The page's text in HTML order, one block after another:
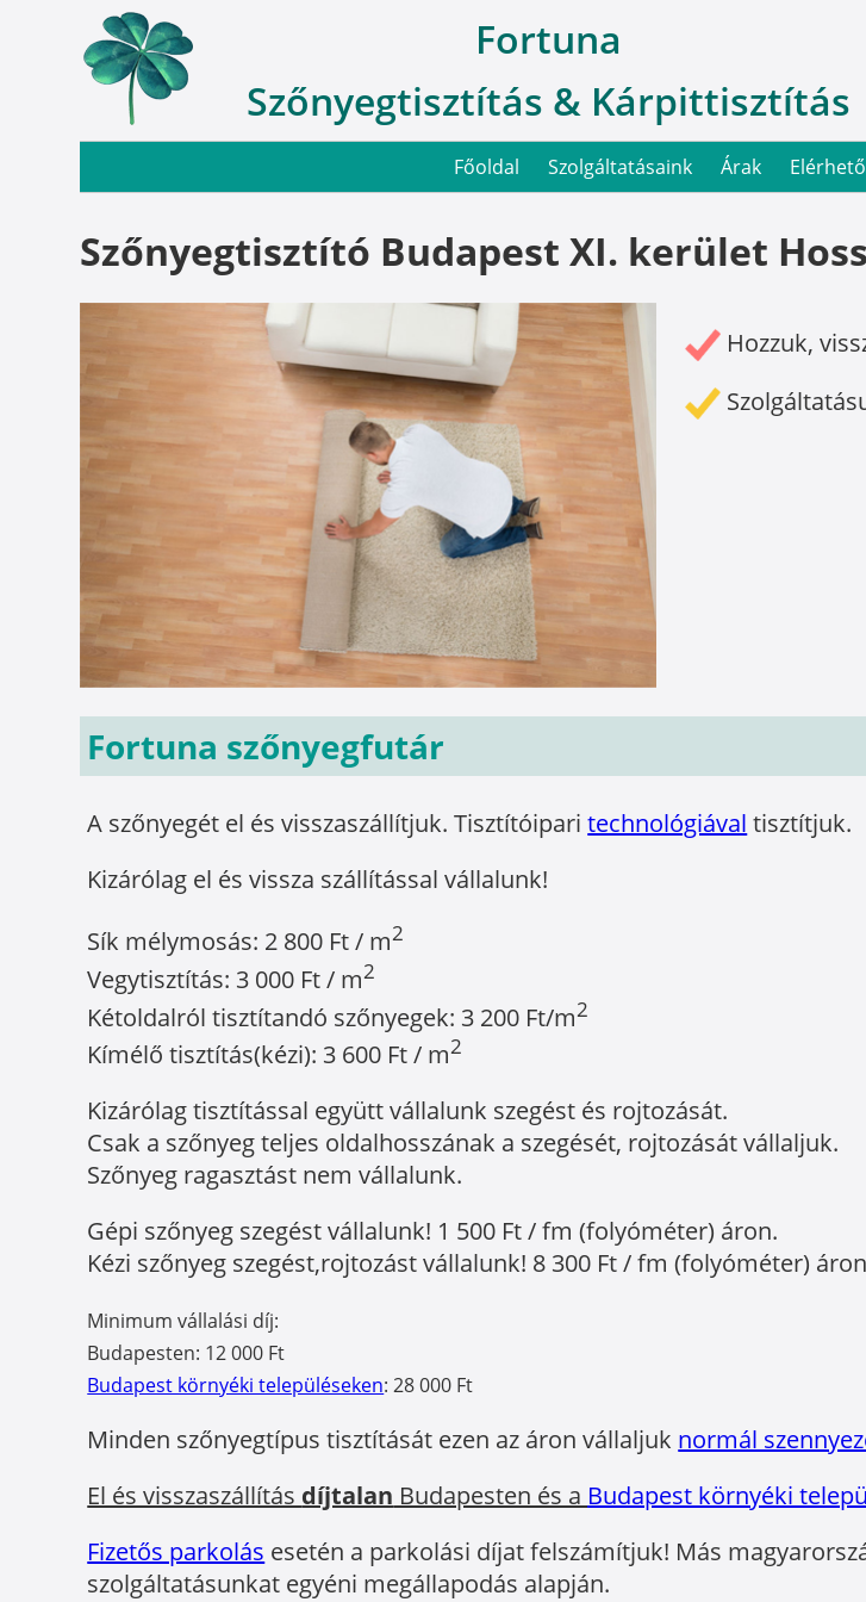
Fortuna
Szőnyegtisztítás & Kárpittisztítás
Főoldal Szolgáltatásaink Árak
Szőnyegtisztító Budapest XI. kerület
Hozzuk,
Fortuna szőnyegfutár
A szőnyegét el és visszaszállítjuk. Tisztítóiparitechnológiával tisztítjuk.
Kizárólag el és vissza szállítással vállalunk!
Sík mélymosás: 2 800 Ft / m2
Vegytisztítás: 3 000 Ft / m2
Kétoldalról tisztítandó szőnyegek: 3 200 Ft/m2
Kímélő tisztítás(kézi): 3 600 Ft / m2
Kizárólag tisztítással együtt vállalunk szegést és rojtozását.
Csak a szőnyeg teljes oldalhosszának a szegését, rojtozását vállaljuk.
Szőnyeg ragasztást nem vállalunk.
Gépi szőnyeg szegést vállalunk! 1 500 Ft / fm (folyóméter) áron.
Kézi szőnyeg szegést,rojtozást vállalunk! 8 300 Ft / fm (folyóméter)
Minimum vállalási díj:
Budapesten: 12 000 Ft
Budapest környéki településeken: 28 000 Ft
Minden szőnyegtípus tisztítását ezen az áron vállaljuk normál
El és visszaszállítás díjtalan Budapesten és a Budapest környéki
Fizetős parkolás esetén a parkolási díjat felszámítjuk! Más
szolgáltatásunkat egyéni megállapodás alapján.